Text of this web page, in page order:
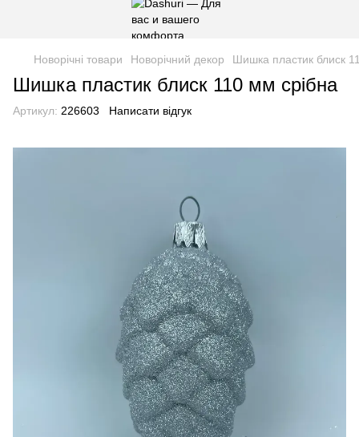
Новорічні товари Новорічний декор Шишка пластик блиск
Шишка пластик блиск 110 мм срібна
Артикул: 226603 Написати відгук